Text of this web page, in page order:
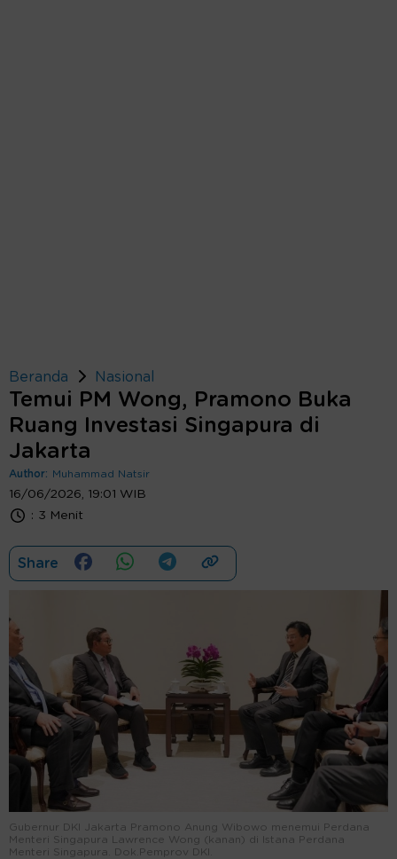
Beranda Nasional
Temui PM Wong, Pramono Buka
Ruang Investasi Singapura di
Jakarta
Author: Muhammad Natsir
16/06/2026, 19:01 WIB
: 3 Menit
Share
Gubernur DKI Jakarta Pramono Anung Wibowo menemui Perdana
Menteri Singapura Lawrence Wong (kanan) di Istana Perdana
Menteri Singapura. Dok.Pemprov DKI.